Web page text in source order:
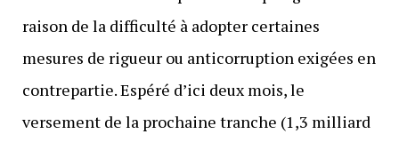
raison de la difficulté à adopter certaines
mesures de rigueur ou anticorruption exigées en
contrepartie. Espéré d’ici deux mois, le
versement de la prochaine tranche (1,3 milliard